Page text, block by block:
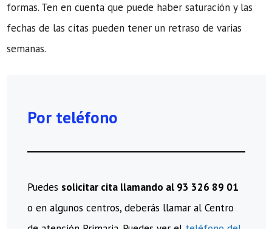
formas. Ten en cuenta que puede haber saturación y las
fechas de las citas pueden tener un retraso de varias
semanas.
Por teléfono
Puedes solicitar cita llamando al 93 326 89 01
o en algunos centros, deberás llamar al Centro